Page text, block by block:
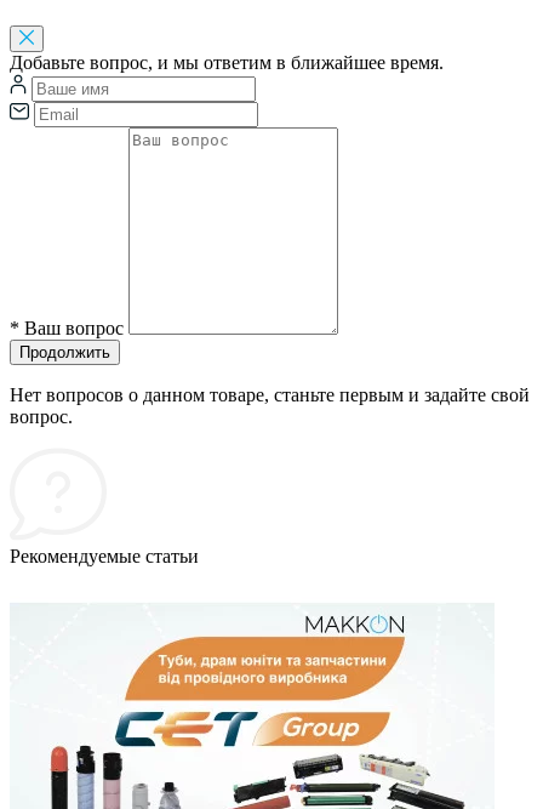
Добавьте вопрос, и мы ответим в ближайшее время.
* Ваш вопрос
Продолжить
Нет вопросов о данном товаре, станьте первым и задайте свой
вопрос.
Рекомендуемые статьи